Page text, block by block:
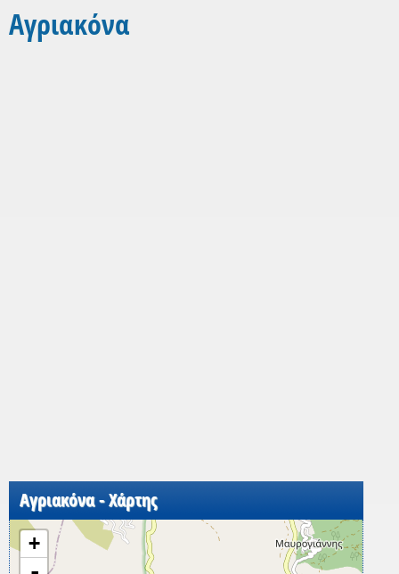
Αγριακόνα
Αγριακόνα - Χάρτης
+